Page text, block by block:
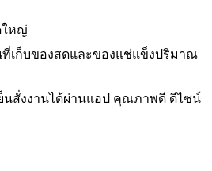
ใหญ่
เก็บของสดและของแช่แข็งปริมาณ
นสั่งงานได้ผ่านแอป คุณภาพดี ดีไซน์